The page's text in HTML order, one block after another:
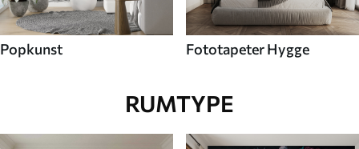
Popkunst Fototapeter Hygge
RUMTYPE